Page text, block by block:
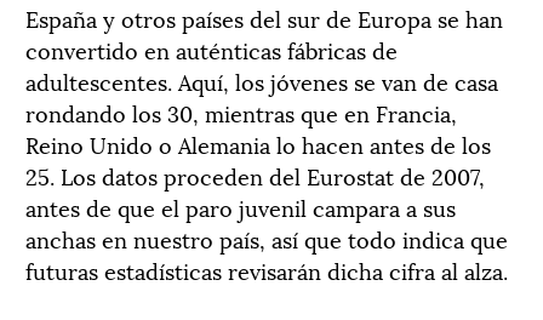
España y otros países del sur de Europa se han
convertido en auténticas fábricas de
adultescentes. Aquí, los jóvenes se van de casa
rondando los 30, mientras que en Francia,
Reino Unido o Alemania lo hacen antes de los
25. Los datos proceden del Eurostat de 2007,
antes de que el paro juvenil campara a sus
anchas en nuestro país, así que todo indica que
futuras estadísticas revisarán dicha cifra al alza.